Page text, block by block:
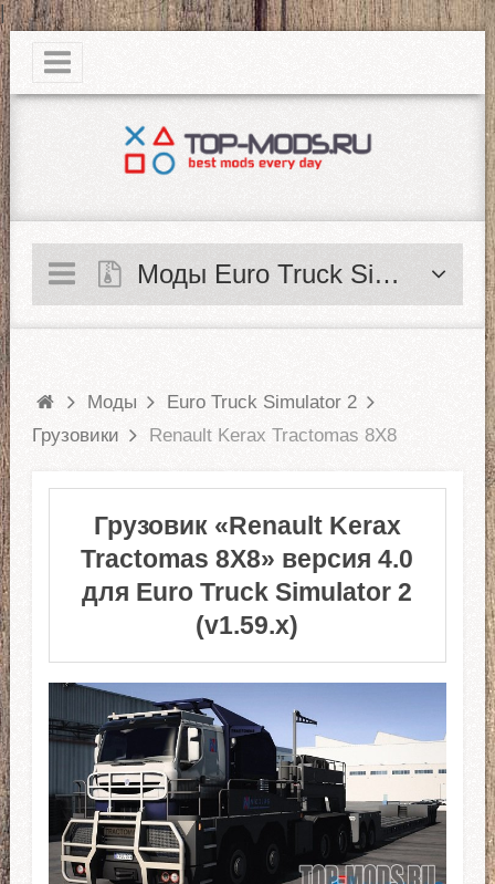
|
Моды Euro Truck Simulator 2
Моды
Euro Truck Simulator 2
Грузовики
Renault Kerax Tractomas 8X8
Грузовик «Renault Kerax
Tractomas 8X8» версия 4.0
для Euro Truck Simulator 2
(v1.59.x)